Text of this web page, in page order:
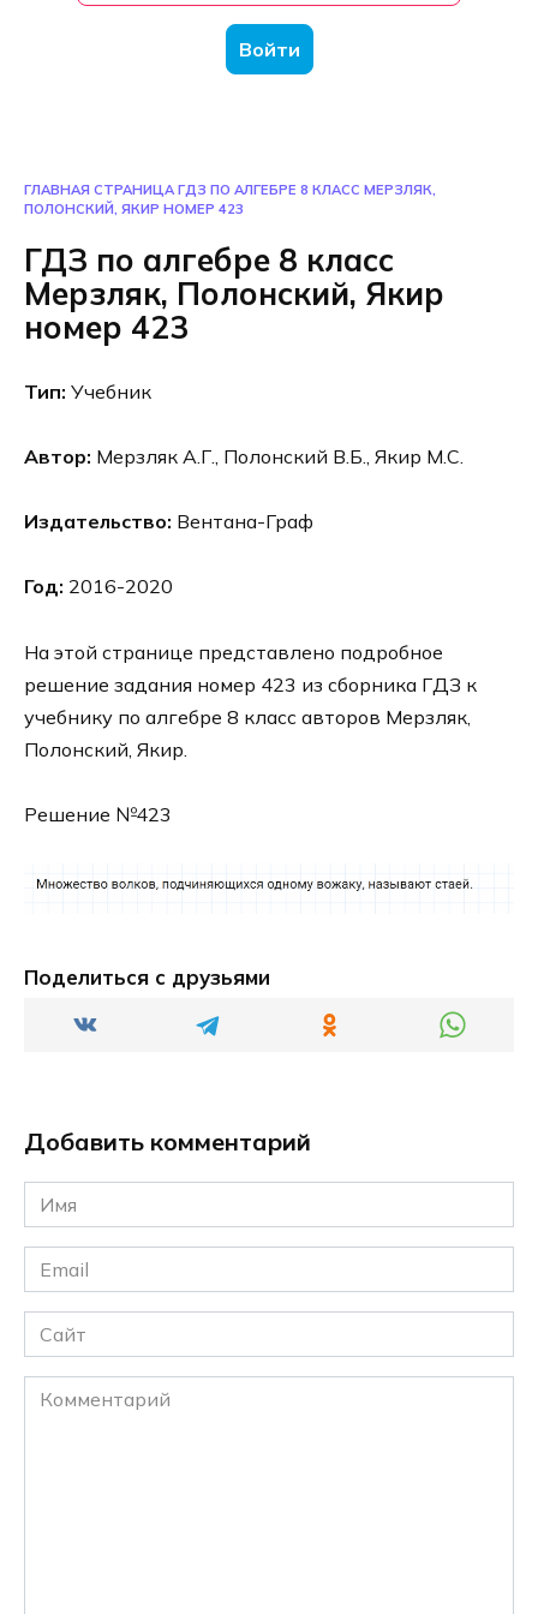
Войти
ГЛАВНАЯ СТРАНИЦА ГДЗ ПО АЛГЕБРЕ 8 КЛАСС МЕРЗЛЯК,
ПОЛОНСКИЙ, ЯКИР НОМЕР 423
ГДЗ по алгебре 8 класс
Мерзляк, Полонский, Якир
номер 423
Тип: Учебник
Автор: Мерзляк А.Г., Полонский В.Б., Якир М.С.
Издательство: Вентана-Граф
Год: 2016-2020
На этой странице представлено подробное
решение задания номер 423 из сборника ГДЗ к
учебнику по алгебре 8 класс авторов Мерзляк,
Полонский, Якир.
Решение №423
Поделиться с друзьями
Добавить комментарий
Имя
*
Email
*
Сайт
Комментарий